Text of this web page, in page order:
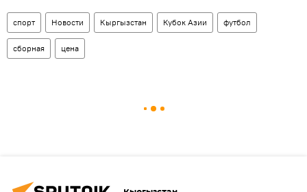
спорт Новости Кыргызстан Кубок Азии футбол
сборная цена